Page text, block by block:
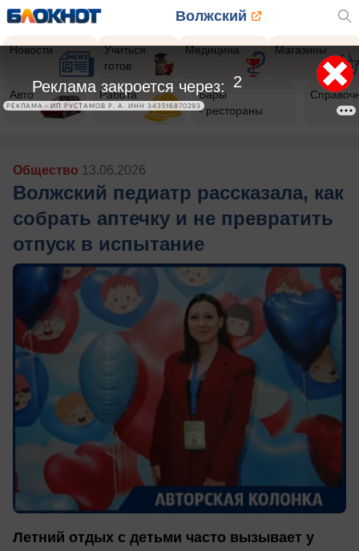
Волжский
Новости
Учиться
готов
Медицина Магазины
Авто Работа
Бары
- рестораны
Общество 13.06.2026
Волжский педиатр рассказала, как
собрать аптечку и не превратить
отпуск в испытание
Летний отдых с детьми часто вызывает у